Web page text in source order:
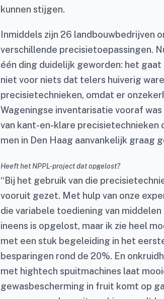
kunnen stijgen.
Inmiddels zijn 26 landbouwbedrijven
verschillende precisietoepassingen.
één ding duidelijk geworden: het
niet voor niets dat telers huiverig
precisietechnieken, omdat er
Wageningse inventarisatie vooraf
van kant-en-klare
men in Den Haag aanvankelijk graag
Heeft het NPPL-project dat opgelost?
“Bij het gebruik van die
vooruit gezet. Met hulp van onze
die variabele toediening van
ineens is opgelost, maar ik zie heel
met een stuk begeleiding in het
besparingen rond de 20%. En
met hightech spuitmachines laat
gewasbescherming in fruit komt op